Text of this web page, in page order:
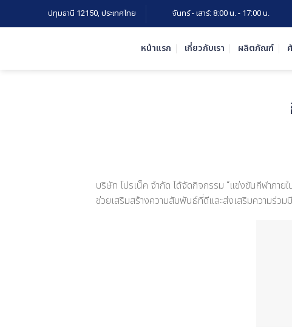
ปทุมธานี 12150, ประเทศไทย จันทร์ - เสาร์: 8:00 น. - 17:00 น.
หน้าแรก เกี่ยวกับเรา ผลิตภัณฑ์
บริษัท โปรเน็ค จำกัด ได้จัดกิจกรรม “แข่งขันกีฬาภาย
ช่วยเสริมสร้างความสัมพันธ์ที่ดีและส่งเสริมความร่วม